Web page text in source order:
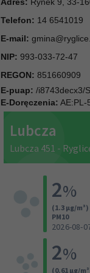
Adres: Rynek 9, 33-
Telefon: 14 6541019
E-mail:
NIP: 993-033-72-47
REGON: 851660909
E-puap: /i8743decx3/
E-Doręczenia: AE:PL-